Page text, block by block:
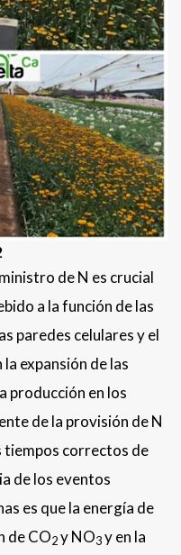
de N es crucial
a la función de las
paredes celulares y el
expansión de las
producción en los
de la provisión de N
tiempos correctos de
de los eventos
es que la energía de
de CO2y NO3y en la